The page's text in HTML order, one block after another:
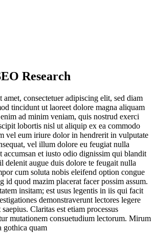
Research
consectetuer adipiscing elit, sed diam
tincidunt ut laoreet dolore magna aliquam
ad minim veniam, quis nostrud exerci
lobortis nisl ut aliquip ex ea commodo
vel eum iriure dolor in hendrerit in vulputate
vel illum dolore eu feugiat nulla
accumsan et iusto odio dignissim qui blandit
delenit augue duis dolore te feugait nulla
cum soluta nobis eleifend option congue
id quod mazim placerat facer possim assum.
insitam; est usus legentis in iis qui facit
demonstraverunt lectores legere
Claritas est etiam processus
mutationem consuetudium lectorum. Mirum
gothica quam